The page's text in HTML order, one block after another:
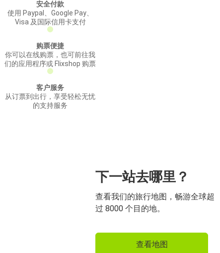
安全付款
使用 Paypal、Google Pay、
Visa 及国际信用卡支付
购票便捷
你可以在线购票，也可前往我
们的应用程序或 Flixshop 购票
客户服务
从订票到出行，享受轻松无忧
的支持服务
下一站去哪里？
查看我们的旅行地图，畅游全球超
过 8000 个目的地。
查看地图